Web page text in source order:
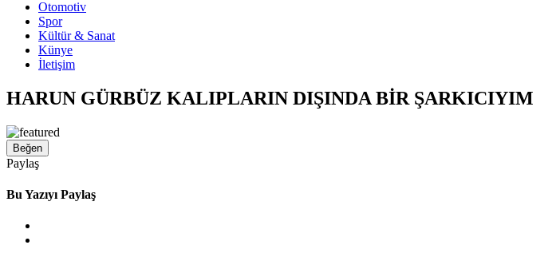
Otomotiv
Spor
Kültür & Sanat
Künye
İletişim
HARUN GÜRBÜZ KALIPLARIN DIŞINDA BİR ŞARKICIYIM
Beğen
Paylaş
Bu Yazıyı Paylaş